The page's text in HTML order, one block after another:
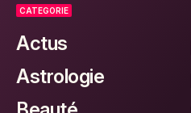
CATEGORIE
Actus
Astrologie